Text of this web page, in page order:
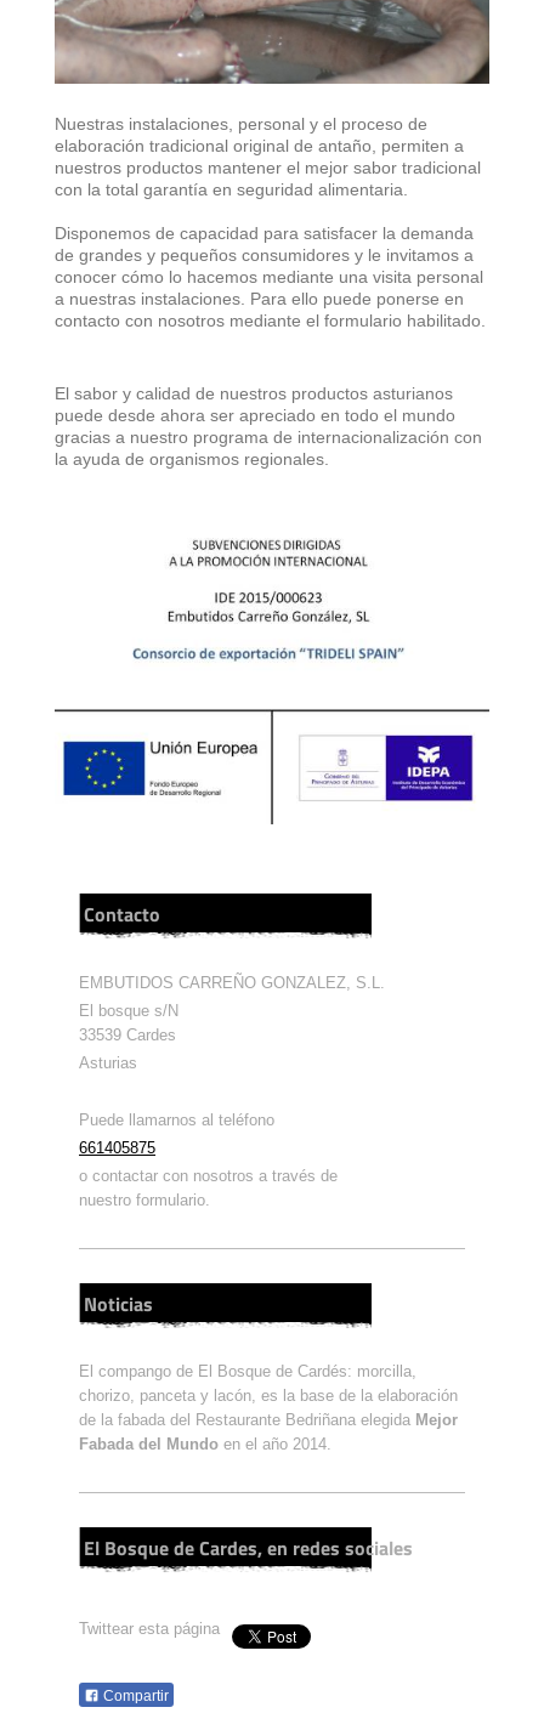
Nuestras instalaciones, personal y el proceso de
elaboración tradicional original de antaño, permiten a
nuestros productos mantener el mejor sabor tradicional
con la total garantía en seguridad alimentaria.
Disponemos de capacidad para satisfacer la demanda
de grandes y pequeños consumidores y le invitamos a
conocer cómo lo hacemos mediante una visita personal
a nuestras instalaciones. Para ello puede ponerse en
contacto con nosotros mediante el formulario habilitado.
El sabor y calidad de nuestros productos asturianos
puede desde ahora ser apreciado en todo el mundo
gracias a nuestro programa de internacionalización con
la ayuda de organismos regionales.
Contacto
EMBUTIDOS CARREÑO GONZALEZ, S.L.
El bosque s/N
33539 Cardes
Asturias
Puede llamarnos al teléfono
661405875
o contactar con nosotros a través de
nuestro formulario.
Noticias
El compango de El Bosque de Cardés: morcilla,
chorizo, panceta y lacón, es la base de la elaboración
de la fabada del Restaurante Bedriñana elegida Mejor
Fabada del Mundo en el año 2014.
El Bosque de Cardes, en redes sociales
Twittear esta página
Compartir